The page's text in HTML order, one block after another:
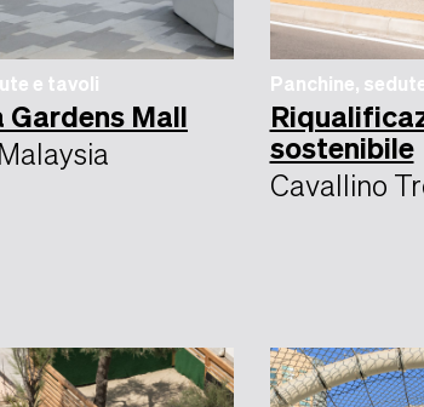
e tavoli
Gardens Mall
Panchine,
sostenibile
Cavallino